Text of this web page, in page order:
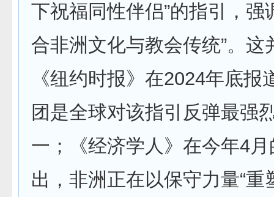
下祝福同性伴侣”的指引，强
合非洲文化与教会传统”。这
《纽约时报》在2024年底报
团是全球对该指引反弹最强
一；《经济学人》在今年4
出，非洲正在以保守力量“重